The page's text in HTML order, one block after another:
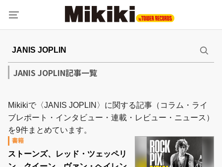
JANIS JOPLIN記事一覧
Mikikiで〈JANIS JOPLIN〉に関する記事（コラム・ライ
ブレポート・インタビュー・連載・レビュー・ニュース）
を9件まとめています。
書籍
ストーンズ、レッド・ツェッペリ